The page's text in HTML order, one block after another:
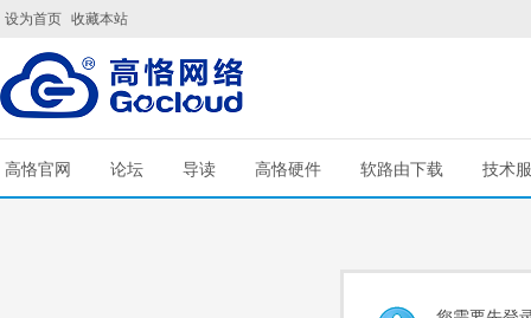
设为首页 收藏本站
高恪官网 论坛 导读 高恪硬件 软路由下载 技术